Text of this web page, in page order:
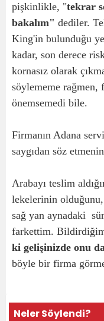
pişkinlikle, "tekrar
bakalım" dediler.
King'in bulunduğu
kadar, son derece
kornasız olarak
söylememe
önemsemedi bile.
Firmanın Adana
saygıdan söz
Arabayı teslim
lekelerinin
sağ yan aynadaki
farkettim.
ki gelişinizde onu
böyle bir firma
Neler Söylendi?